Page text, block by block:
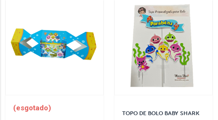
(esgotado)
TOPO DE BOLO BABY SHARK